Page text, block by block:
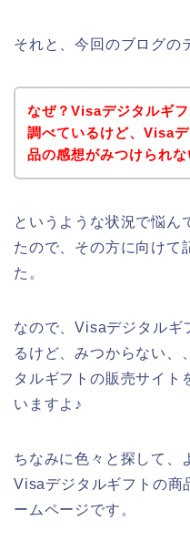
それと、今回のブログの
なぜ？Visaデジタルギ
調べているけど、Visa
品の感想がみつけられな
というような状況で悩ん
たので、その方に向けて
た。
なので、Visaデジタルギ
るけど、みつからない、
タルギフトの販売サイト
いますよ♪
ちなみに色々と探して、
Visaデジタルギフトの商
ームページです。